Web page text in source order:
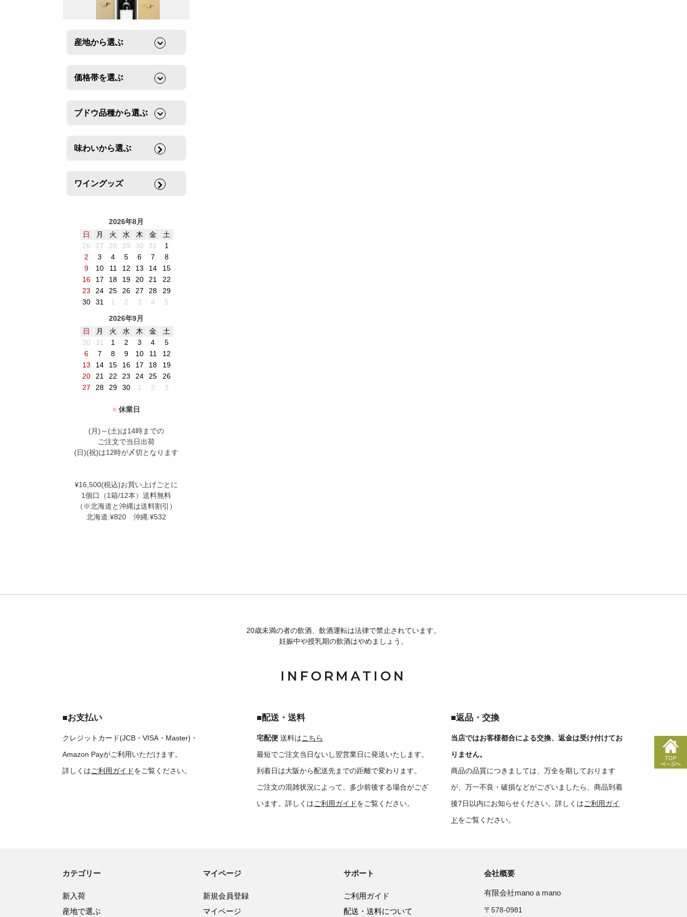
産地から選ぶ
価格帯を選ぶ
ブドウ品種から選ぶ
味わいから選ぶ
ワイングッズ
2026年8月
日
月 火 水 木 金
土
26
27 28 29 30 31
1
2
3 4 5 6 7
8
9
10 11 12 13 14
15
16
17 18 19 20 21
22
23
24 25 26 27 28
29
30
31 1 2 3 4
5
2026年9月
日
月 火 水 木 金
土
30
31 1 2 3 4
5
6
7 8 9 10 11
12
13
14 15 16 17 18
19
20
21 22 23 24 25
26
27
28 29 30 1 2 3
■ 休業日
(月)～(土)は14時までの
ご注文で当日出荷
(日)(祝)は12時が〆切となります
¥16,500(税込)お買い上げごとに
1個口（1箱/12本）送料無料
（※北海道と沖縄は送料割引）
北海道:¥820 沖縄:¥532
20歳未満の者の飲酒、飲酒運転は法律で禁止されています。
妊娠中や授乳期の飲酒はやめましょう。
INFORMATION
■お支払い
クレジットカード(JCB・VISA・Master)・
Amazon Payがご利用いただけます。
詳しくはご利用ガイドをご覧ください。
■配送・送料
宅配便 送料はこちら
最短でご注文当日ないし翌営業日に発送いたします。
到着日は大阪から配送先までの距離で変わります。
ご注文の混雑状況によって、多少前後する場合がござ
います。詳しくはご利用ガイドをご覧ください。
■返品・交換
当店ではお客様都合による交換、返金は受け付けてお
りません。
商品の品質につきましては、万全を期しております
が、万一不良・破損などがございましたら、商品到着
後7日以内にお知らせください。詳しくはご利用ガイ
ドをご覧ください。
カテゴリー
新入荷
産地で選ぶ
マイページ
新規会員登録
マイページ
サポート
ご利用ガイド
配送・送料について
会社概要
有限会社mano a mano
〒578-0981